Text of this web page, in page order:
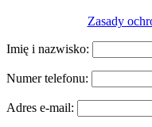
Zasady
Imię i nazwisko:
Numer telefonu:
Adres e-mail: